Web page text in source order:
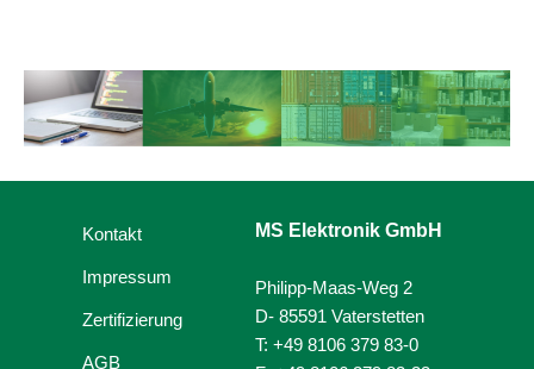
MS Elektronik GmbH
Philipp-Maas-Weg 2
D- 85591 Vaterstetten
T: +49 8106 379 83-0
Kontakt
Impressum
Zertifizierung
AGB